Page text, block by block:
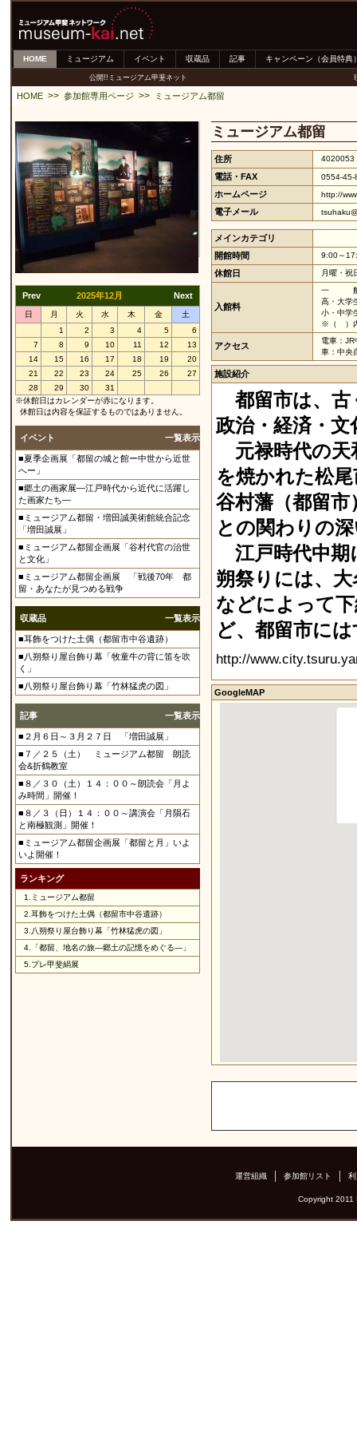
HOME ミュージアム イベント 収蔵品 記事 キャンペーン（会員特典
公開!!ミュージアム甲斐ネット
HOME >> 参加館専用ページ >> ミュージアム都留
Prev 2025年12月 Next
日 月 火 水 木 金
土
1
2 3 4 5
6
7
8 9 10 11 12
13
14
15 16 17 18 19
20
21
22 23 24 25 26
27
28
29 30
31
※休館日はカレンダーが赤になります。
休館日は内容を保証するものではありません。
イベント 一覧表示
■夏季企画展「都留の城と館ー中世から近世
へー」
■郷土の画家展―江戸時代から近代に活躍し
た画家たち―
■ミュージアム都留・増田誠美術館統合記念
「増田誠展」
■ミュージアム都留企画展「谷村代官の治世
と文化」
■ミュージアム都留企画展 「戦後70年 都
留・あなたが見つめる戦争
収蔵品 一覧表示
■耳飾をつけた土偶（都留市中谷遺跡）
■八朔祭り屋台飾り幕「牧童牛の背に笛を吹
く」
■八朔祭り屋台飾り幕「竹林猛虎の図」
記事 一覧表示
■２月６日～３月２７日 「増田誠展」
■７／２５（土） ミュージアム都留 朗読
会&折鶴教室
■８／３０（土）１４：００～朗読会「月よ
み時間」開催！
■８／３（日）１４：００～講演会「月隕石
と南極観測」開催！
■ミュージアム都留企画展「都留と月」いよ
いよ開催！
ランキング
1.
ミュージアム都留
2. 耳飾をつけた土偶（都留市中谷遺跡）
3. 八朔祭り屋台飾り幕「竹林猛虎の図」
4.
「都留、地名の旅―郷土の記憶をめぐる―」
5. プレ甲斐絹展
ミュージアム都留
住所 4020053
電話・FAX 0554-
ホームページ http://
電子メール
メインカテゴリ
開館時間
9:00～
休館日 月曜・祝
入館料
一 般
高・大学
小・中学
※（ ）内
アクセス
電車：
車：中央
施設紹介
都留市は、古
政治・経済・
元禄時代の天
を焼かれた松
谷村藩（都留
との関わりの
江戸時代中期
朔祭りには、
などによって
ど、都留市に
http://
GoogleMAP
運営組織 参加館リスト
Copyright 2011